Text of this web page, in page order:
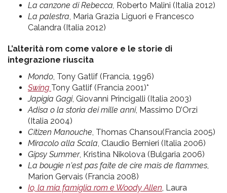
La canzone di Rebecca, Roberto Malini (Italia 2012)
La palestra, Maria Grazia Liguori e Francesco
Calandra (Italia 2012)
L’alterità rom come valore e le storie di
integrazione riuscita
Mondo, Tony Gatlif (Francia, 1996)
Swing Tony Gatlif (Francia 2001)*
Japigia Gagi, Giovanni Princigalli (Italia 2003)
Adisa o la storia dei mille anni, Massimo D’Orzi
(Italia 2004)
Citizen Manouche, Thomas Chansou(Francia 2005)
Miracolo alla Scala, Claudio Bernieri (Italia 2006)
Gipsy Summer, Kristina Nikolova (Bulgaria 2006)
La bougie n'est pas faite de cire mais de flammes,
Marion Gervais (Francia 2008)
Io, la mia famiglia rom e Woody Allen, Laura